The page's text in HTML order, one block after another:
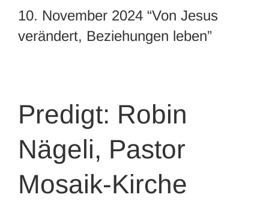
10. November 2024 “Von Jesus
verändert, Beziehungen leben”
Predigt: Robin
Nägeli, Pastor
Mosaik-Kirche